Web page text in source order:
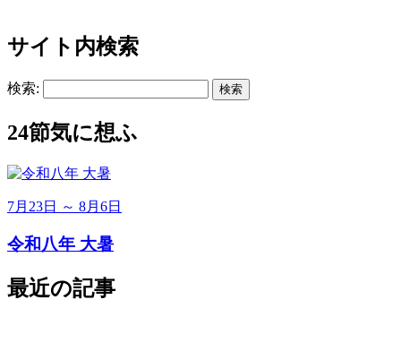
サイト内検索
検索:
24節気に想ふ
7月23日 ～ 8月6日
令和八年 大暑
最近の記事